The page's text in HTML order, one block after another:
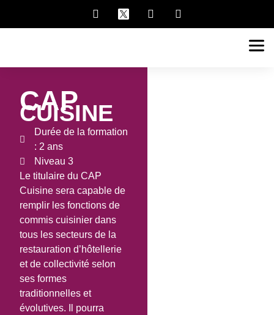
CAP
CUISINE
Durée de la formation
: 2 ans
Niveau 3
Le titulaire du CAP
Cuisine sera capable de
remplir les fonctions de
commis cuisinier dans
tous les secteurs de la
restauration d’hôtellerie
et de collectivité selon
ses formes
traditionnelles et
évolutives. Il pourra